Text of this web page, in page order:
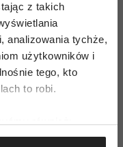
z takich
analizowania tychże,
użytkowników i
tego, kto
to robi.
lokalizacji